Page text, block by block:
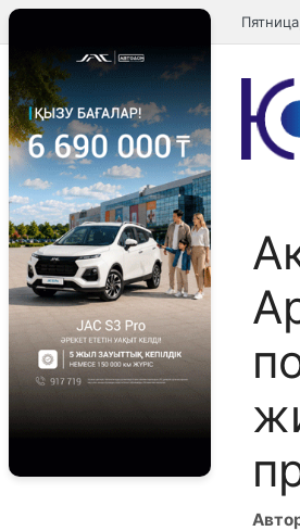
Перейти
к
содержимому